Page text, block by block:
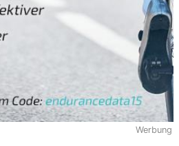
Werbung